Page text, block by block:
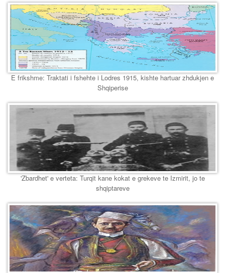
E frikshme: Traktati i fshehte i Lodres 1915, kishte hartuar zhdukjen e
Shqiperise
'Zbardhet' e verteta: Turqit kane kokat e grekeve te Izmirit, jo te
shqiptareve